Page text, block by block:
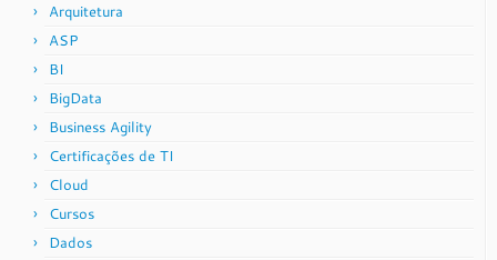
Arquitetura
ASP
BI
BigData
Business Agility
Certificações de TI
Cloud
Cursos
Dados